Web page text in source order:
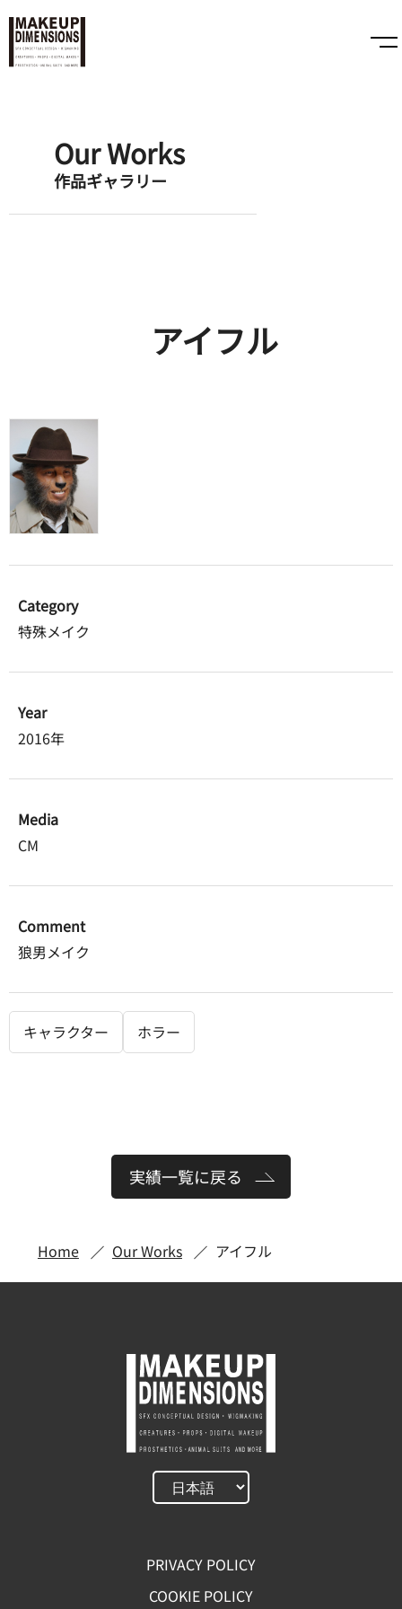
Our Works
作品ギャラリー
アイフル
Category
特殊メイク
Year
2016年
Media
CM
Comment
狼男メイク
キャラクター ホラー
実績一覧に戻る
Home Our Works アイフル
PRIVACY POLICY
COOKIE POLICY